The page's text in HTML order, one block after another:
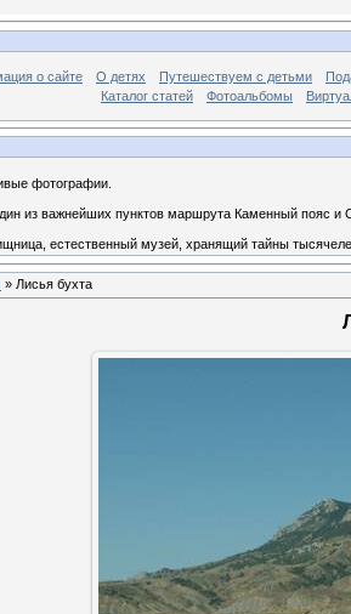
о сайте О детях Путешествуем с детьми
Каталог статей
Фотоальбомы
фотографии.
из важнейших пунктов маршрута Каменный пояс
естественный музей, хранящий тайны
» Лисья бухта